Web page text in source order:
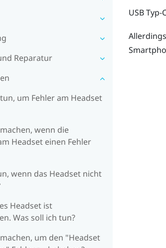
Reparatur
um Fehler am Headset
wenn die
Headset einen Fehler
wenn das Headset nicht
Headset ist
Was soll ich tun?
um den "Headset
USB Typ-